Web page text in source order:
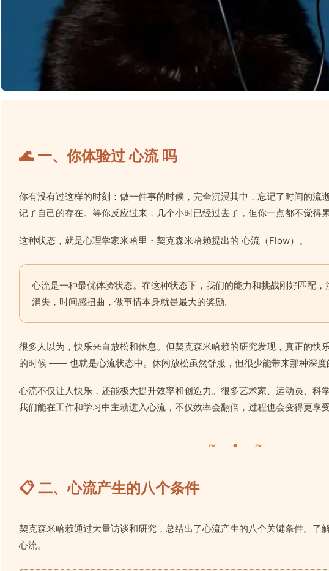
🌊 一、你体验过 心流 吗
你有没有过这样的时刻：做一件事的时候，完全沉浸其中，忘记了时间的流
记了自己的存在。等你反应过来，几个小时已经过去了，但你一点都不觉得
这种状态，就是心理学家米哈里・契克森米哈赖提出的 心流（Flow）。
心流是一种最优体验状态。在这种状态下，我们的能力和挑战刚好匹配
消失，时间感扭曲，做事情本身就是最大的奖励。
很多人以为，快乐来自放松和休息。但契克森米哈赖的研究发现，真正的快
的时候 —— 也就是心流状态中。休闲放松虽然舒服，但很少能带来那种深度
心流不仅让人快乐，还能极大提升效率和创造力。很多艺术家、运动员、科
我们能在工作和学习中主动进入心流，不仅效率会翻倍，过程也会变得更享受
~ • ~
📋 二、心流产生的八个条件
契克森米哈赖通过大量访谈和研究，总结出了心流产生的八个关键条件。了
心流。